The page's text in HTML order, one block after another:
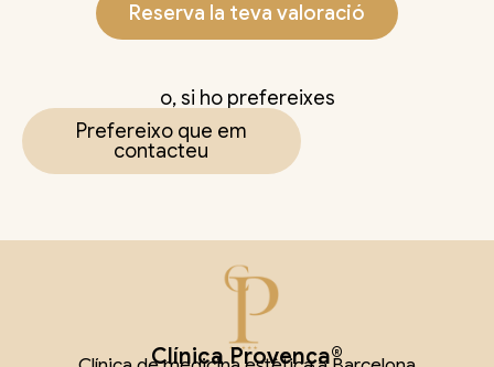
Reserva la teva valoració
o, si ho prefereixes
Prefereixo que em
contacteu
Clínica Provença®